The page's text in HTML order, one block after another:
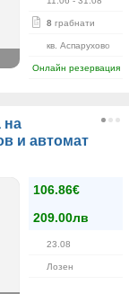
8 грабнати
кв. Аспарухово
Онлайн резервация
на
и автомат
106.86€
209.00лв
23.08
Лозен